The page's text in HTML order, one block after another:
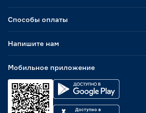
Способы оплаты
Мобильное приложение
Напишите нам